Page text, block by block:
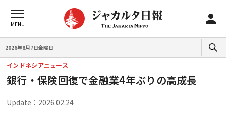
2026年8月7日金曜日
インドネシアニュース
銀行・保険回復で金融業4年ぶりの高成長
Update：2026.02.24